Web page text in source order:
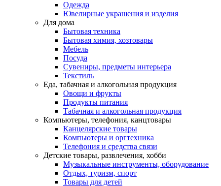
Одежда
Ювелирные украшения и изделия
Для дома
Бытовая техника
Бытовая химия, хозтовары
Мебель
Посуда
Сувениры, предметы интерьера
Текстиль
Еда, табачная и алкогольная продукция
Овощи и фрукты
Продукты питания
Табачная и алкогольная продукция
Компьютеры, телефония, канцтовары
Канцелярские товары
Компьютеры и оргтехника
Телефония и средства связи
Детские товары, развлечения, хобби
Музыкальные инструменты, оборудование
Отдых, туризм, спорт
Товары для детей